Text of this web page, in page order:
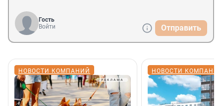
Гость
Войти
Отправить
НОВОСТИ КОМПАНИЙ НОВОСТИ